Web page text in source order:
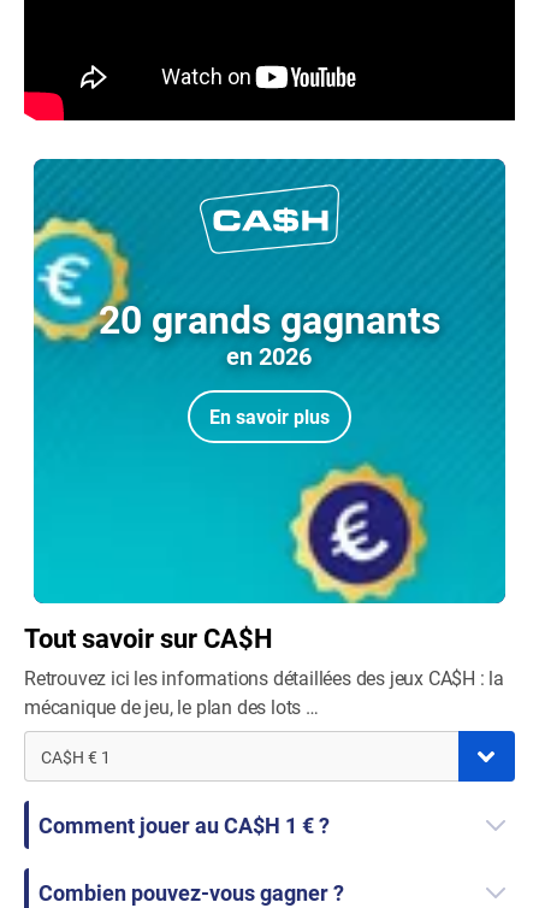
20 grands gagnants
en 2026
En savoir plus
Tout savoir sur CA$H
Retrouvez ici les informations détaillées des jeux CA$H : la
mécanique de jeu, le plan des lots …
CA$H € 1
Comment jouer au CA$H 1 € ?
Combien pouvez-vous gagner ?